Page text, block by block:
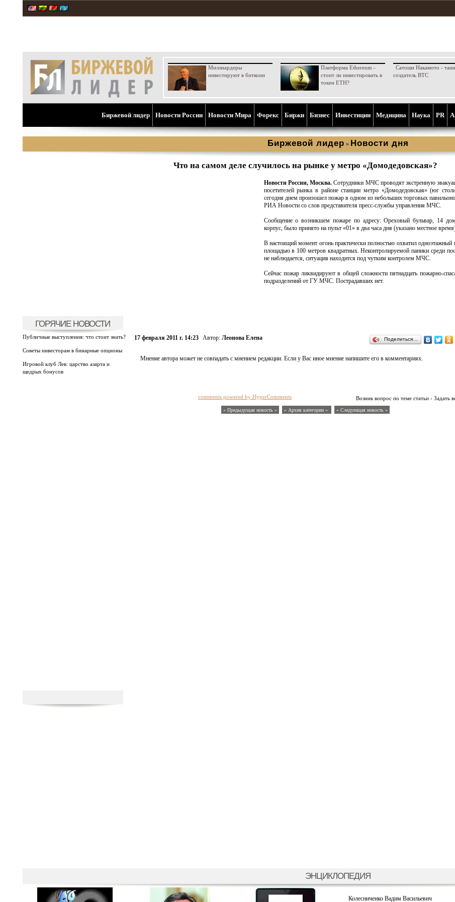
Миллиардеры
инвестируют в биткоин
Платформа Ethereum -
стоит ли инвестировать в
токен ETH?
Сатоши Накамото -
создатель BTC
Биржевой лидер Новости России Новости Мира Форекс Биржи Бизнес Инвестиции Медицина Наука PR
Биржевой лидер » Новости дня
ГОРЯЧИЕ НОВОСТИ
Публичные выступления: что стоит знать?
Советы инвесторам в бинарные опционы
Игровой клуб Лев: царство азарта и
щедрых бонусов
Что на самом деле случилось на рынке у метро «Домодедовская»?
Новости России, Москва. Сотрудники МЧС проводят экстренную
посетителей рынка в районе станции метро «Домодедовская» (юг
сегодня днем произошел пожар в одном из небольших торговых
РИА Новости со слов представителя пресс-службы управления МЧС.
Сообщение о возникшем пожаре по адресу: Ореховый бульвар, 14
корпус, было принято на пульт «01» в два часа дня (указано местное
В настоящий момент огонь практически полностью охватил одноэтажный
площадью в 100 метров квадратных. Неконтролируемой паники среди
не наблюдается, ситуация находится под чутким контролем МЧС.
Сейчас пожар ликвидируют в общей сложности пятнадцать пожарно-
подразделений от ГУ МЧС. Пострадавших нет.
17 февраля 2011 г. 14:23 Автор: Леонова Елена Поделиться…
Мнение автора может не совпадать с мнением редакции. Если у Вас иное мнение напишите его в комментариях.
Возник вопрос по теме статьи - Задать
comments powered by HyperComments
« Предыдущая новость « » Архив категории « » Следующая новость »
ЭНЦИКЛОПЕДИЯ
Колесниченко Вадим Васильевич